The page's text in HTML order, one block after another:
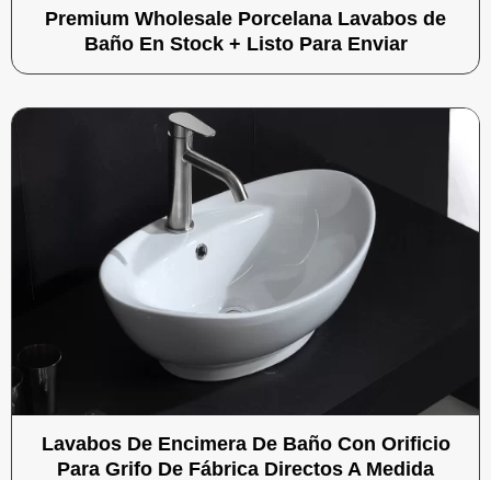
Premium Wholesale Porcelana Lavabos de
Baño En Stock + Listo Para Enviar
Lavabos De Encimera De Baño Con Orificio
Para Grifo De Fábrica Directos A Medida